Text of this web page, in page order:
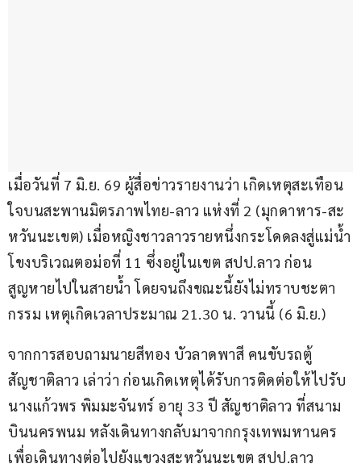
เมื่อวันที่ 7 มิ.ย. 69 ผู้สื่อข่าวรายงานว่า เกิดเหตุสะเทือน
ใจบนสะพานมิตรภาพไทย-ลาว แห่งที่ 2 (มุกดาหาร-สะ
หวันนะเขต) เมื่อหญิงชาวลาวรายหนึ่งกระโดดลงสู่แม่น้ำ
โขงบริเวณตอม่อที่ 11 ซึ่งอยู่ในเขต สปป.ลาว ก่อน
สูญหายไปในสายน้ำ โดยจนถึงขณะนี้ยังไม่ทราบชะตา
กรรม เหตุเกิดเวลาประมาณ 21.30 น. วานนี้ (6 มิ.ย.)
จากการสอบถามนายสีทอง บัวลาดพาสี คนขับรถตู้
สัญชาติลาว เล่าว่า ก่อนเกิดเหตุได้รับการติดต่อให้ไปรับ
นางแก้วพร พิมมะจันทร์ อายุ 33 ปี สัญชาติลาว ที่สนาม
บินนครพนม หลังเดินทางกลับมาจากกรุงเทพมหานคร
เพื่อเดินทางต่อไปยังแขวงสะหวันนะเขต สปป.ลาว